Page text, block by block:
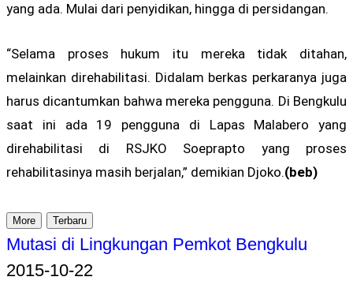
yang ada. Mulai dari penyidikan, hingga di persidangan.
“Selama proses hukum itu mereka tidak ditahan,
melainkan direhabilitasi. Didalam berkas perkaranya juga
harus dicantumkan bahwa mereka pengguna. Di Bengkulu
saat ini ada 19 pengguna di Lapas Malabero yang
direhabilitasi di RSJKO Soeprapto yang proses
rehabilitasinya masih berjalan,” demikian Djoko.(beb)
More Terbaru
Mutasi di Lingkungan Pemkot Bengkulu
2015-10-22